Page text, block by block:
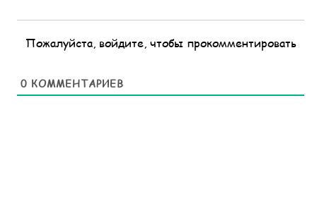
Пожалуйста, войдите, чтобы прокомментировать
0 КОММЕНТАРИЕВ